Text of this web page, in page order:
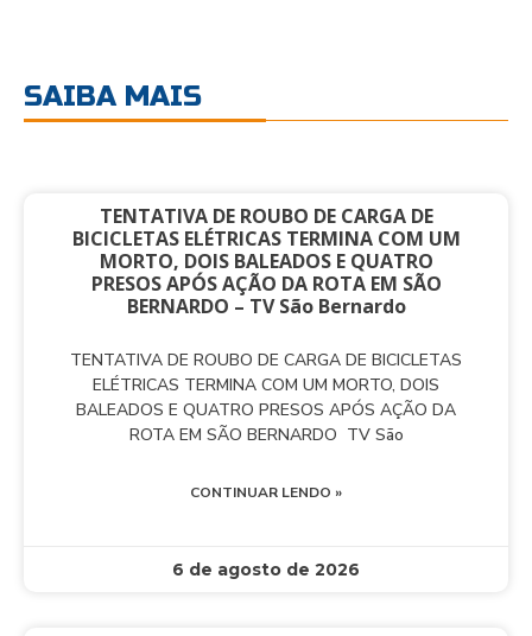
SAIBA MAIS
TENTATIVA DE ROUBO DE CARGA DE
BICICLETAS ELÉTRICAS TERMINA COM UM
MORTO, DOIS BALEADOS E QUATRO
PRESOS APÓS AÇÃO DA ROTA EM SÃO
BERNARDO – TV São Bernardo
TENTATIVA DE ROUBO DE CARGA DE BICICLETAS
ELÉTRICAS TERMINA COM UM MORTO, DOIS
BALEADOS E QUATRO PRESOS APÓS AÇÃO DA
ROTA EM SÃO BERNARDO TV São
CONTINUAR LENDO »
6 de agosto de 2026